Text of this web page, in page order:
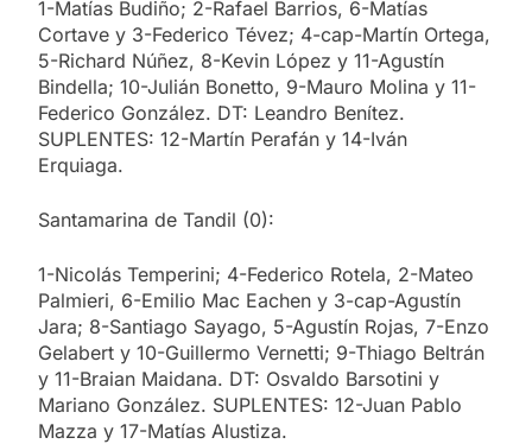
1-Matías Budiño; 2-Rafael Barrios, 6-Matías
Cortave y 3-Federico Tévez; 4-cap-Martín Ortega,
5-Richard Núñez, 8-Kevin López y 11-Agustín
Bindella; 10-Julián Bonetto, 9-Mauro Molina y 11-
Federico González. DT: Leandro Benítez.
SUPLENTES: 12-Martín Perafán y 14-Iván
Erquiaga.
Santamarina de Tandil (0):
1-Nicolás Temperini; 4-Federico Rotela, 2-Mateo
Palmieri, 6-Emilio Mac Eachen y 3-cap-Agustín
Jara; 8-Santiago Sayago, 5-Agustín Rojas, 7-Enzo
Gelabert y 10-Guillermo Vernetti; 9-Thiago Beltrán
y 11-Braian Maidana. DT: Osvaldo Barsotini y
Mariano González. SUPLENTES: 12-Juan Pablo
Mazza y 17-Matías Alustiza.